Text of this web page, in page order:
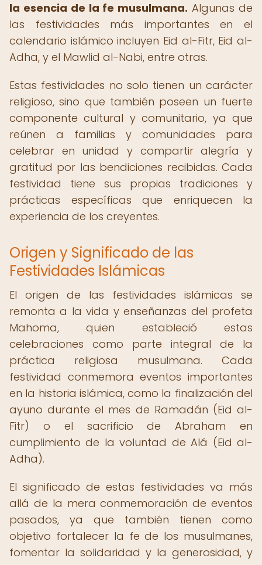
la esencia de la fe musulmana. Algunas de
las festividades más importantes en el
calendario islámico incluyen Eid al-Fitr, Eid al-
Adha, y el Mawlid al-Nabi, entre otras.
Estas festividades no solo tienen un carácter
religioso, sino que también poseen un fuerte
componente cultural y comunitario, ya que
reúnen a familias y comunidades para
celebrar en unidad y compartir alegría y
gratitud por las bendiciones recibidas. Cada
festividad tiene sus propias tradiciones y
prácticas específicas que enriquecen la
experiencia de los creyentes.
Origen y Significado de las
Festividades Islámicas
El origen de las festividades islámicas se
remonta a la vida y enseñanzas del profeta
Mahoma, quien estableció estas
celebraciones como parte integral de la
práctica religiosa musulmana. Cada
festividad conmemora eventos importantes
en la historia islámica, como la finalización del
ayuno durante el mes de Ramadán (Eid al-
Fitr) o el sacrificio de Abraham en
cumplimiento de la voluntad de Alá (Eid al-
Adha).
El significado de estas festividades va más
allá de la mera conmemoración de eventos
pasados, ya que también tienen como
objetivo fortalecer la fe de los musulmanes,
fomentar la solidaridad y la generosidad, y